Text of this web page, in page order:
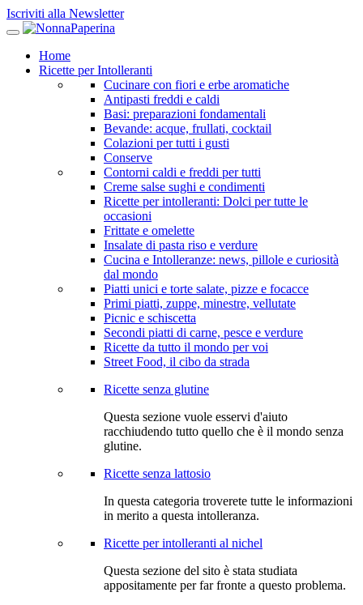
Iscriviti alla Newsletter
Home
Ricette per Intolleranti
Cucinare con fiori e erbe aromatiche
Antipasti freddi e caldi
Basi: preparazioni fondamentali
Bevande: acque, frullati, cocktail
Colazioni per tutti i gusti
Conserve
Contorni caldi e freddi per tutti
Creme salse sughi e condimenti
Ricette per intolleranti: Dolci per tutte le
occasioni
Frittate e omelette
Insalate di pasta riso e verdure
Cucina e Intolleranze: news, pillole e curiosità
dal mondo
Piatti unici e torte salate, pizze e focacce
Primi piatti, zuppe, minestre, vellutate
Picnic e schiscetta
Secondi piatti di carne, pesce e verdure
Ricette da tutto il mondo per voi
Street Food, il cibo da strada
Ricette senza glutine
Questa sezione vuole esservi d'aiuto
racchiudendo tutto quello che è il mondo senza
glutine.
Ricette senza lattosio
In questa categoria troverete tutte le informazioni
in merito a questa intolleranza.
Ricette per intolleranti al nichel
Questa sezione del sito è stata studiata
appositamente per far fronte a questo problema.